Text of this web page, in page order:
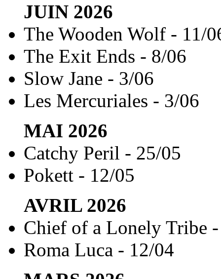
JUIN 2026
The Wooden Wolf - 11/
The Exit Ends - 8/06
Slow Jane - 3/06
Les Mercuriales - 3/06
MAI 2026
Catchy Peril - 25/05
Pokett - 12/05
AVRIL2026
Chief of a Lonely Tribe
Roma Luca - 12/04